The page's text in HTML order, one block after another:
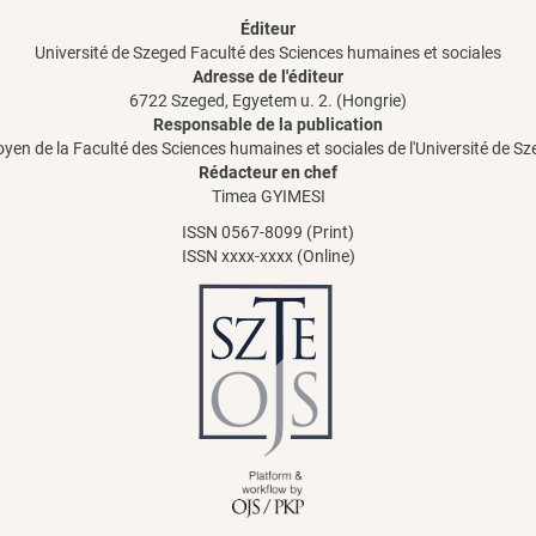
Éditeur
Université de Szeged Faculté des Sciences humaines et sociales
Adresse de l'éditeur
6722 Szeged, Egyetem u. 2. (Hongrie)
Responsable de la publication
de la Faculté des Sciences humaines et sociales de l'Université de
Rédacteur en chef
Timea GYIMESI
ISSN 0567-8099 (Print)
ISSN xxxx-xxxx (Online)